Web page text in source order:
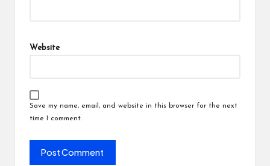
Website
Save my name, email, and website in this browser for the next
time I comment.